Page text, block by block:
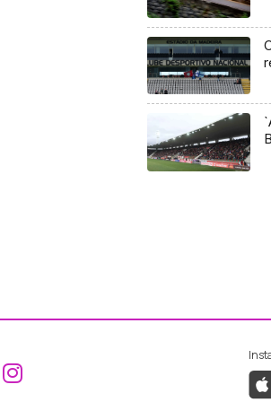
Aceder ao Facebook da
Aceder ao Instagram